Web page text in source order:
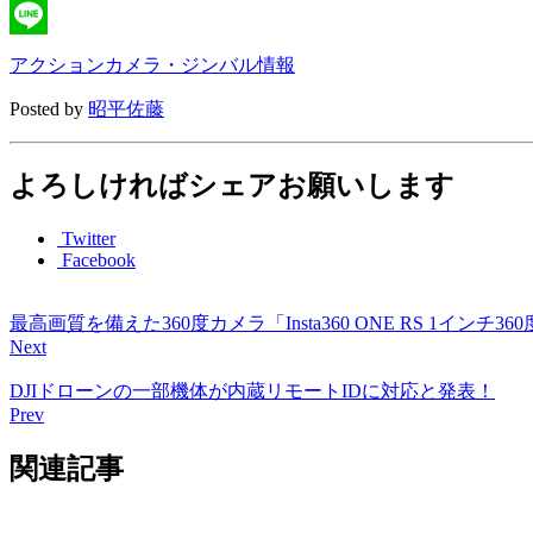
X
Line
アクションカメラ・ジンバル情報
Posted by 昭平佐藤
よろしければシェアお願いします
Twitter
Facebook
最高画質を備えた360度カメラ「Insta360 ONE RS 1インチ360
Next
DJIドローンの一部機体が内蔵リモートIDに対応と発表！
Prev
関連記事